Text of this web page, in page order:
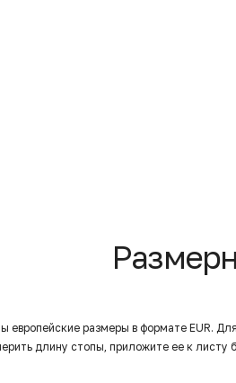
европейские размеры в формате EUR.
длину стопы, приложите ее к листу